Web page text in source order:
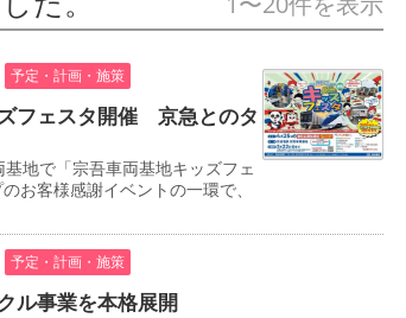
予定・計画・施策
フェスタ開催 京急とのタ
地で「宗吾車両基地キッズフェ
お客様感謝イベントの一環で、
予定・計画・施策
ル事業を本格展開